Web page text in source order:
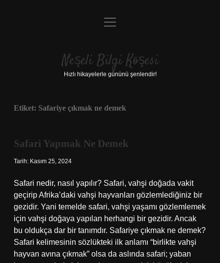
Anasayfa
Yasal Uyarı
menüyü
Neşeli Bilgi Köşesi
Hızlı hikayelerle gününü şenlendir!
Etiket: Safariye çıkmak ne demek
Safari Yapmak Ne Demek
Tarih: Kasım 25, 2024
Safari nedir, nasıl yapılır? Safari, vahşi doğada vakit
geçirip Afrika’daki vahşi hayvanları gözlemlediğiniz bir
gezidir. Yani temelde safari, vahşi yaşamı gözlemlemek
için vahşi doğaya yapılan herhangi bir gezidir. Ancak
bu oldukça dar bir tanımdır. Safariye çıkmak ne demek?
Safari kelimesinin sözlükteki ilk anlamı “birlikte vahşi
hayvan avına çıkmak” olsa da aslında safari; yaban